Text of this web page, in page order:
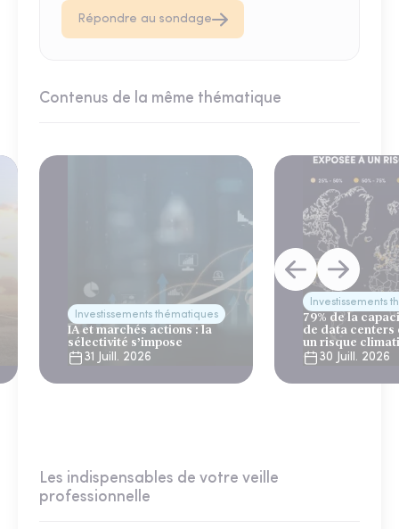
Répondre au sondage
Contenus de la même thématique
Investissements thématiques
IA et marchés actions : la
sélectivité s’impose
31 Juill. 2026
Investissements
79% de la
de data centers
un risque
30 Juill. 2026
Les indispensables de votre veille
professionnelle